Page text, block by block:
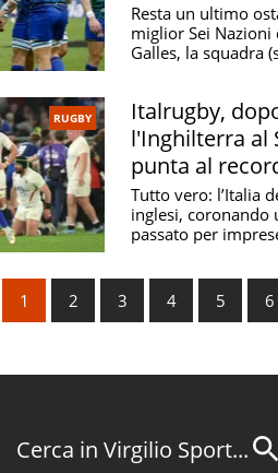
Resta un ultimo
miglior Sei
Galles, la squadra
RUGBY
Italrugby,
l'Inghilterra al
punta al
Tutto vero: l’Italia
inglesi, coronando
passato per
1 2 3 4 5 6
Cerca in Virgilio Sport...